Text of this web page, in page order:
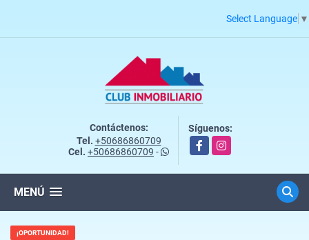
Select Language ▼
Contáctenos:
Tel. +50686860709
Cel. +50686860709 -
Síguenos:
FacebookInstagram
MENÚ
¡OPORTUNIDAD!